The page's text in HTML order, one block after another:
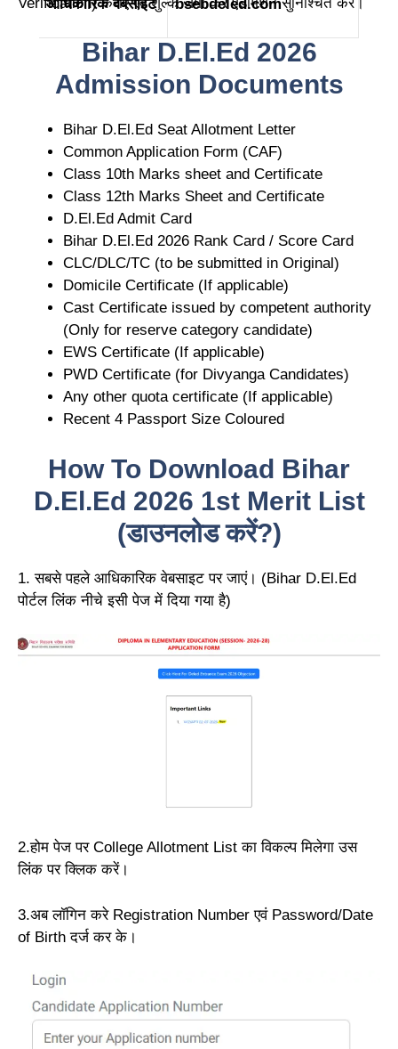
आधिकारिक वेबसाइट bsebdeled.com
Bihar D.El.Ed 2026
Admission Documents
Bihar D.El.Ed Seat Allotment Letter
Common Application Form (CAF)
Class 10th Marks sheet and Certificate
Class 12th Marks Sheet and Certificate
D.El.Ed Admit Card
Bihar D.El.Ed 2026 Rank Card / Score Card
CLC/DLC/TC (to be submitted in Original)
Domicile Certificate (If applicable)
Cast Certificate issued by competent authority
(Only for reserve category candidate)
EWS Certificate (If applicable)
PWD Certificate (for Divyanga Candidates)
Any other quota certificate (If applicable)
Recent 4 Passport Size Coloured
How To Download Bihar
D.El.Ed 2026 1st Merit List
(डाउनलोड करें?)
1. सबसे पहले आधिकारिक वेबसाइट पर जाएं। (Bihar D.El.Ed
पोर्टल लिंक नीचे इसी पेज में दिया गया है)
2.होम पेज पर College Allotment List का विकल्प मिलेगा उस
लिंक पर क्लिक करें।
3.अब लॉगिन करे Registration Number एवं Password/Date
of Birth दर्ज कर के।